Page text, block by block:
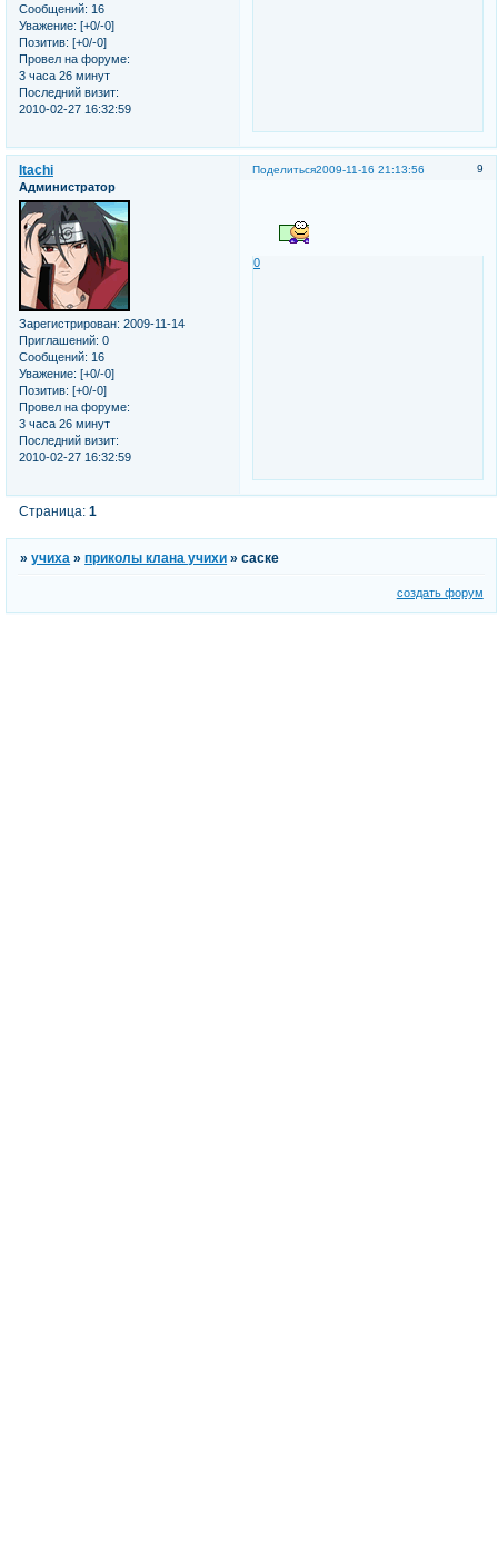
Сообщений: 16
Уважение: [+0/-0]
Позитив: [+0/-0]
Провел на форуме:
3 часа 26 минут
Последний визит:
2010-02-27 16:32:59
Поделиться 9
2009-11-16 21:13:56
Itachi
Администратор
Зарегистрирован: 2009-11-14
Приглашений: 0
Сообщений: 16
Уважение: [+0/-0]
Позитив: [+0/-0]
Провел на форуме:
3 часа 26 минут
Последний визит:
2010-02-27 16:32:59
0
Страница:1
»учиха »приколы клана учихи »саске
создать форум